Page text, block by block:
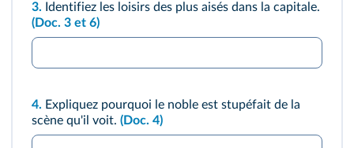
3. Identifiez les loisirs des plus aisés dans la capitale.
(Doc. 3 et 6)
4. Expliquez pourquoi le noble est stupéfait de la
scène qu'il voit. (Doc. 4)